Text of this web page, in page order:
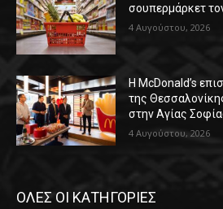
σουπερμάρκετ
4 Αυγούστου, 2026
Η McDonald’s
της
στην Αγίας
4 Αυγούστου, 2026
ΟΛΕΣ ΟΙ ΚΑΤΗΓΟΡΙΕΣ